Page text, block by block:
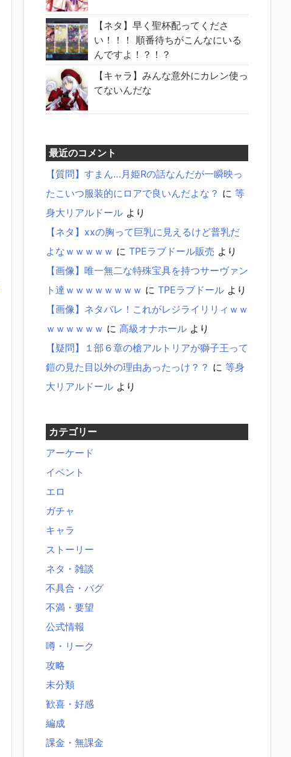
【ネタ】早く聖杯配ってくださ
い！！！ 順番待ちがこんなにいる
んですよ！？！？
【キャラ】みんな意外にカレン使っ
てないんだな
最近のコメント
【質問】すまん…月姫Rの話なんだが一瞬映っ
たこいつ服装的にロアで良いんだよな？ に 等
身大リアルドール より
【ネタ】xxの胸って巨乳に見えるけど普乳だ
よなｗｗｗｗｗ に TPEラブドール販売 より
【画像】唯一無二な特殊宝具を持つサーヴァン
ト達ｗｗｗｗｗｗｗｗ に TPEラブドール より
【画像】ネタバレ！これがレジライリリィｗｗ
ｗｗｗｗｗｗ に 高級オナホール より
【疑問】１部６章の槍アルトリアが獅子王って
鎧の見た目以外の理由あったっけ？？ に 等身
大リアルドール より
カテゴリー
アーケード
イベント
エロ
ガチャ
キャラ
ストーリー
ネタ・雑談
不具合・バグ
不満・要望
公式情報
噂・リーク
攻略
未分類
歓喜・好感
編成
課金・無課金